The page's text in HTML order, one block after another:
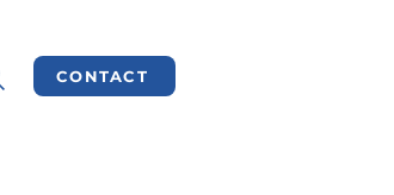
CONTACT